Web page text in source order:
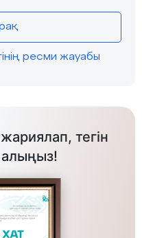
ресми жауабы
тегін
алыңыз!